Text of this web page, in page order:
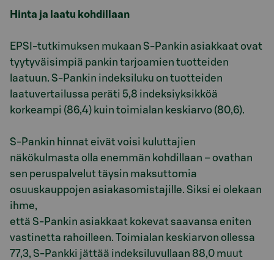
Hinta ja laatu kohdillaan
EPSI-tutkimuksen mukaan S-Pankin asiakkaat ovat
tyytyväisimpiä pankin tarjoamien tuotteiden
laatuun. S-Pankin indeksiluku on tuotteiden
laatuvertailussa peräti 5,8 indeksiyksikköä
korkeampi (86,4) kuin toimialan keskiarvo (80,6).
S-Pankin hinnat eivät voisi kuluttajien
näkökulmasta olla enemmän kohdillaan – ovathan
sen peruspalvelut täysin maksuttomia
osuuskauppojen asiakasomistajille. Siksi ei olekaan
ihme,
että S-Pankin asiakkaat kokevat saavansa eniten
vastinetta rahoilleen. Toimialan keskiarvon ollessa
77,3, S-Pankki jättää indeksiluvullaan 88,0 muut